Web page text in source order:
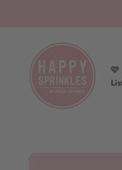
🩷
HAPPY SPRINKLES | D2C